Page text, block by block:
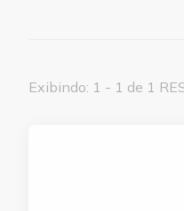
Exibindo: 1 - 1 de 1